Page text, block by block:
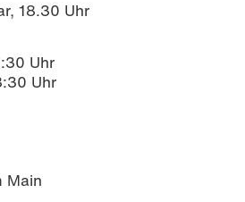
18.30 Uhr
Uhr
Uhr
Main